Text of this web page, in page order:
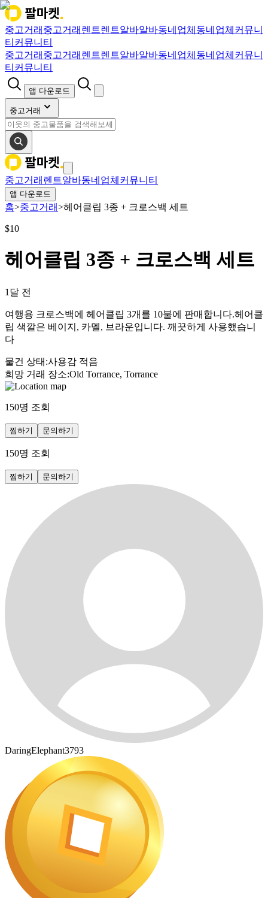
중고거래 중고거래 렌트렌트알바알바동네업체 동네업체 커뮤니
티 커뮤니티
중고거래 중고거래 렌트렌트알바알바동네업체 동네업체 커뮤니
티 커뮤니티
앱 다운로드
중고거래
중고거래 렌트알바동네업체 커뮤니티
앱 다운로드
홈>중고거래>헤어클립 3종 + 크로스백 세트
$10
헤어클립 3종 + 크로스백 세트
1달 전
여행용 크로스백에 헤어클립 3개를 10불에 판매합니다.헤어클
립 색깔은 베이지, 카멜, 브라운입니다. 깨끗하게 사용했습니
다
물건 상태 :사용감 적음
희망 거래 장소:Old Torrance, Torrance
150명 조회
찜하기 문의하기
150명 조회
찜하기 문의하기
DaringElephant3793